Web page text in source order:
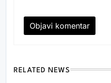
RELATED NEWS